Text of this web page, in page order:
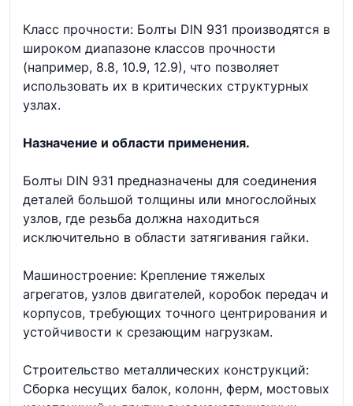
Класс прочности: Болты DIN 931 производятся в
широком диапазоне классов прочности
(например, 8.8, 10.9, 12.9), что позволяет
использовать их в критических структурных
узлах.
Назначение и области применения.
Болты DIN 931 предназначены для соединения
деталей большой толщины или многослойных
узлов, где резьба должна находиться
исключительно в области затягивания гайки.
Машиностроение: Крепление тяжелых
агрегатов, узлов двигателей, коробок передач и
корпусов, требующих точного центрирования и
устойчивости к срезающим нагрузкам.
Строительство металлических конструкций:
Сборка несущих балок, колонн, ферм, мостовых